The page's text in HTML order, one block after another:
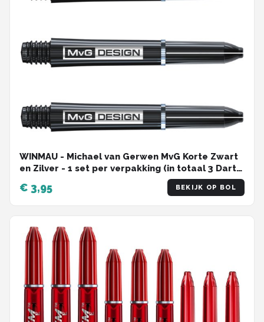
WINMAU - Michael van Gerwen MvG Korte Zwart
en Zilver - 1 set per verpakking (in totaal 3 Dart
€ 3,95 BEKIJK OP BOL